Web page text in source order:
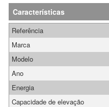
Características
Referência
Marca
Modelo
Ano
Energia
Capacidade de elevação